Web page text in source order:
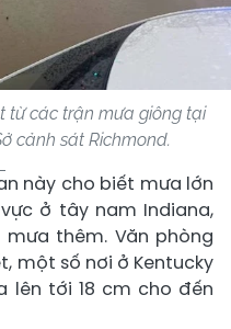
từ các trận mưa giông tại
cảnh sát Richmond.
này cho biết mưa lớn
ở tây nam Indiana,
thêm. Văn phòng
một số nơi ở Kentucky
lên tới 18 cm cho đến